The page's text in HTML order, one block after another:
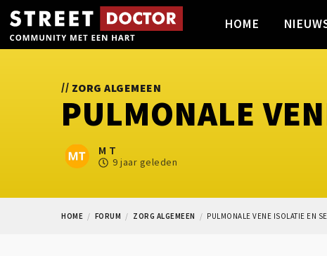
HOME
// ZORG ALGEMEEN
PULMONALE
M T
9 jaar geleden
HOME FORUM ZORG ALGEMEEN PULMONALE VENE ISOLATIE EN